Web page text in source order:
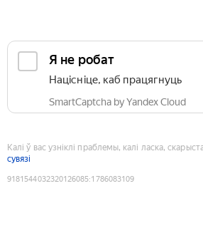
Я не робат
Націсніце, каб працягнуць
SmartCaptcha by Yandex Cloud
Калі ў вас узніклі праблемы, калі ласка,
сувязі
9181544032320126085:1786083109